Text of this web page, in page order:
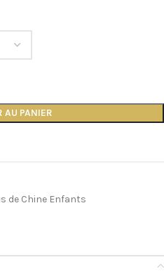
AU PANIER
de Chine Enfants